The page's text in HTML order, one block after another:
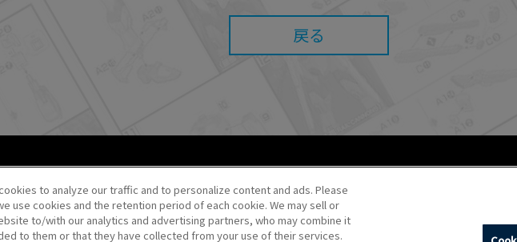
戻る
RIGHTS RESERVED.
ライズ・MBS
・MBS
FREAK・TV Tokyo・ShoPro・JR Kikaku ©Pokémon
Inc./GAME FREAK inc.
to analyze our traffic and to personalize content and ads. Please
use cookies and the retention period of each cookie. We may sell or
to/with our analytics and advertising partners, who may combine it
to them or that they have collected from your use of their services.
、ネットワークへの障害（コンピューターウィルスに起因する障害を含みます
は、本サービスの内容・条件を予告なく変更または停止することがあります